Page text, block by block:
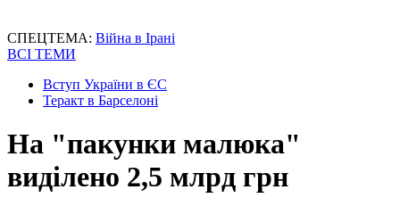
СПЕЦТЕМА: Війна в Ірані
ВСІ ТЕМИ
Вступ України в ЄС
Теракт в Барселоні
На "пакунки малюка"
виділено 2,5 млрд грн